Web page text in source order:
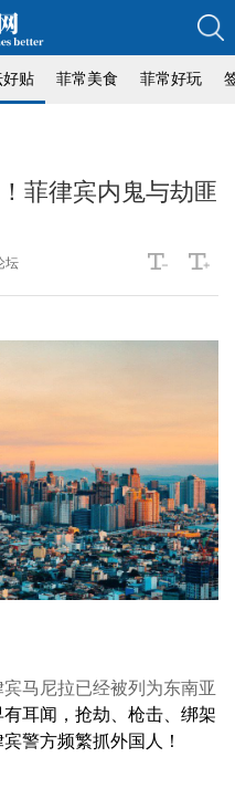
好贴 菲常美食 菲常好玩
菲律宾内鬼与劫匪
坛
宾马尼拉已经被列为东南亚
耳闻，抢劫、枪击、绑架
警方频繁抓外国人！